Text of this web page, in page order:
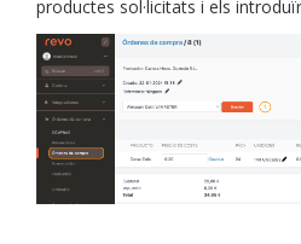
productes sol·licitats i els